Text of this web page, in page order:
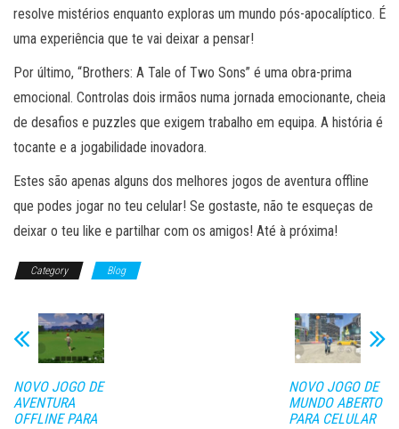
resolve mistérios enquanto exploras um mundo pós-apocalíptico. É
uma experiência que te vai deixar a pensar!
Por último, “Brothers: A Tale of Two Sons” é uma obra-prima
emocional. Controlas dois irmãos numa jornada emocionante, cheia
de desafios e puzzles que exigem trabalho em equipa. A história é
tocante e a jogabilidade inovadora.
Estes são apenas alguns dos melhores jogos de aventura offline
que podes jogar no teu celular! Se gostaste, não te esqueças de
deixar o teu like e partilhar com os amigos! Até à próxima!
Category Blog
NOVO JOGO DE
AVENTURA
OFFLINE PARA
NOVO JOGO DE
MUNDO ABERTO
PARA CELULAR